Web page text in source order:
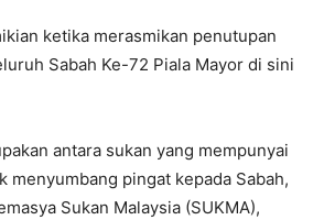
ketika merasmikan penutupan
Sabah Ke-72 Piala Mayor di sini
antara sukan yang mempunyai
menyumbang pingat kepada Sabah,
Sukan Malaysia (SUKMA),